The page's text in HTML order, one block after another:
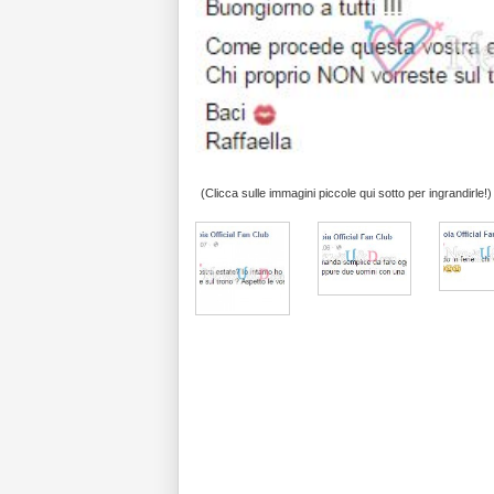
(Clicca sulle immagini piccole qui sotto per ingrandirle!)